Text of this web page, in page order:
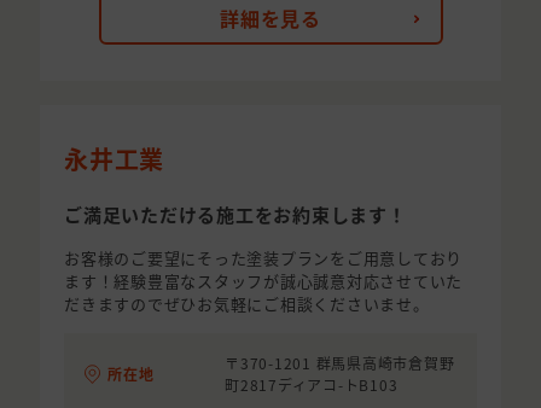
詳細を見る
永井工業
ご満足いただける施工をお約束します！
お客様のご要望にそった塗装プランをご用意しており
ます！経験豊富なスタッフが誠心誠意対応させていた
だきますのでぜひお気軽にご相談くださいませ。
所在地
〒370-1201 群馬県高崎市倉賀野
町2817ディアコ-トB103